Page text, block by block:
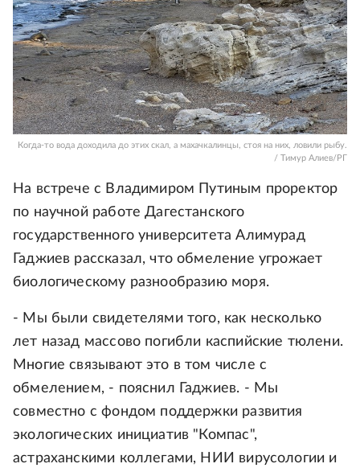
Когда-то вода доходила до этих скал, а махачкалинцы, стоя на них, ловили рыбу.
/ Тимур Алиев/РГ
На встрече с Владимиром Путиным проректор
по научной работе Дагестанского
государственного университета Алимурад
Гаджиев рассказал, что обмеление угрожает
биологическому разнообразию моря.
- Мы были свидетелями того, как несколько
лет назад массово погибли каспийские тюлени.
Многие связывают это в том числе с
обмелением, - пояснил Гаджиев. - Мы
совместно с фондом поддержки развития
экологических инициатив "Компас",
астраханскими коллегами, НИИ вирусологии и